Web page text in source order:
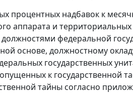
процентных надбавок к
аппарата и
федеральной
основе, должностному
государственных
к государственной
тайны согласно